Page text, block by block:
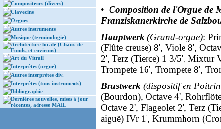
Compositeurs (divers)
Clavecins
Orgues
Autres instruments
Musique (terminologie)
Architecture locale (Chaux-de-
Fonds, et environs)
Art du Vitrail
Interprètes (orgue)
Autres interprètes div.
Interprètes (tous instruments)
Bibliographie
Dernières nouvelles, mises à jour
récentes, adresse MAIL
• Composition de l'Orgue de
Franziskanerkirche de
Hauptwerk (Grand-orgue):
(Flûte creuse) 8', Viole 8',
2', Terz (Tierce) 1 3/5', Mixtur
Trompete 16', Trompete 8',
Brustwerk (dispositif en
(Bourdon), Octave 4',
Octave 2', Flageolet 2', Terz
aiguë) IVr 1', Krummhorn